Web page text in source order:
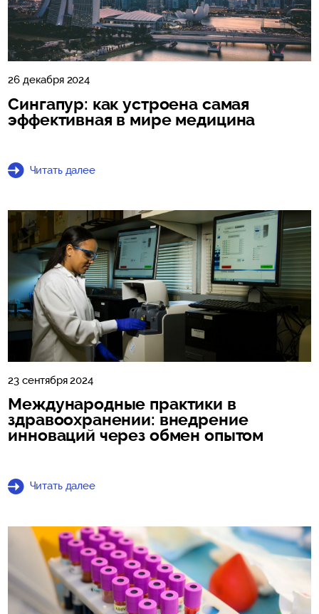
26 декабря 2024
Сингапур: как устроена самая
эффективная в мире медицина
Читать далее
23 сентября 2024
Международные практики в
здравоохранении: внедрение
инноваций через обмен опытом
Читать далее